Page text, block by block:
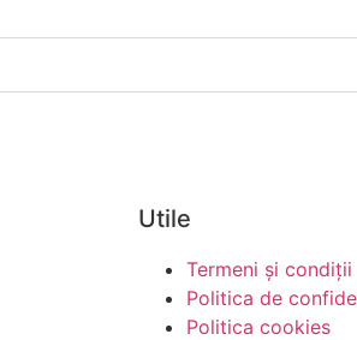
Utile
Termeni și condiții
Politica de
Politica cookies